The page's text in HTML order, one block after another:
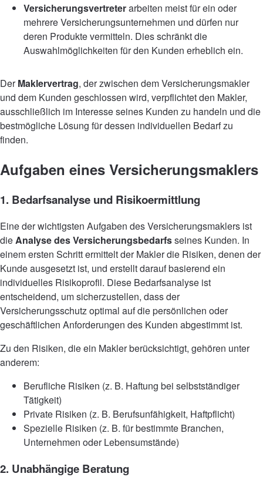
Versicherungsvertreterarbeiten meist für ein oder
mehrere Versicherungsunternehmen und dürfen nur
deren Produkte vermitteln. Dies schränkt die
Auswahlmöglichkeiten für den Kunden erheblich ein.
DerMaklervertrag, der zwischen dem Versicherungsmakler
und dem Kunden geschlossen wird, verpflichtet den Makler,
ausschließlich im Interesse seines Kunden zu handeln und die
bestmögliche Lösung für dessen individuellen Bedarf zu
finden.
Aufgaben eines Versicherungsmaklers
1. Bedarfsanalyse und Risikoermittlung
Eine der wichtigsten Aufgaben des Versicherungsmaklers ist
dieAnalyse des Versicherungsbedarfsseines Kunden. In
einem ersten Schritt ermittelt der Makler die Risiken, denen der
Kunde ausgesetzt ist, und erstellt darauf basierend ein
individuelles Risikoprofil. Diese Bedarfsanalyse ist
entscheidend, um sicherzustellen, dass der
Versicherungsschutz optimal auf die persönlichen oder
geschäftlichen Anforderungen des Kunden abgestimmt ist.
Zu den Risiken, die ein Makler berücksichtigt, gehören unter
anderem:
Berufliche Risiken (z. B. Haftung bei selbstständiger
Tätigkeit)
Private Risiken (z. B. Berufsunfähigkeit, Haftpflicht)
Spezielle Risiken (z. B. für bestimmte Branchen,
Unternehmen oder Lebensumstände)
2. Unabhängige Beratung